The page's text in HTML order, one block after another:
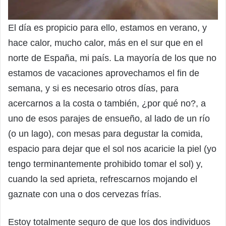
El día es propicio para ello, estamos en verano, y
hace calor, mucho calor, más en el sur que en el
norte de España, mi país. La mayoría de los que no
estamos de vacaciones aprovechamos el fin de
semana, y si es necesario otros días, para
acercarnos a la costa o también, ¿por qué no?, a
uno de esos parajes de ensueño, al lado de un río
(o un lago), con mesas para degustar la comida,
espacio para dejar que el sol nos acaricie la piel (yo
tengo terminantemente prohibido tomar el sol) y,
cuando la sed aprieta, refrescarnos mojando el
gaznate con una o dos cervezas frías.
Estoy totalmente seguro de que los dos individuos